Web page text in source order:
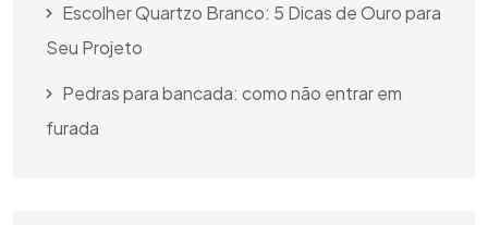
Escolher Quartzo Branco: 5 Dicas de Ouro para
Seu Projeto
Pedras para bancada: como não entrar em
furada